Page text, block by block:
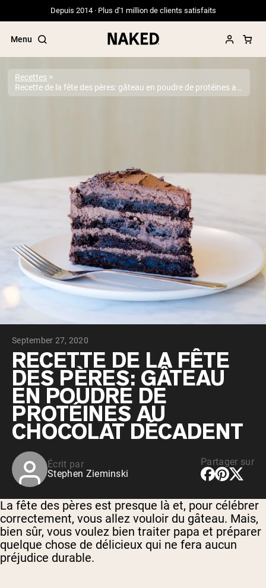
Depuis 2014 · Plus d'1 million de clients satisfaits
Menu
”Collagen“
”Micellar Casein“
PROTÉINES EN POUDREMeilleure Vente
Protéine de pois
Protéine de Whey en Poudre
Peptides de collagène
Whey au chocolat issu de vaches
nourries à l'herbe
Whey de lait de vache nourrie à l'herbe à
la vanille
Whey de vache nourrie à l'herbe
Shop All Protéines En Poudre
PROTÉINES VÉGANESMeilleure Vente
Protéine de pois
Recettes
September 27, 2020
RECETTE DE LA FÊTE
DES PÈRES: GÂTEAU
EN POUDRE DE
PROTÉINES AU
CHOCOLAT DÉCADENT
Écrit par
Stephen Zieminski
Partager sur
La fête des pères est presque là et, pour célébrer
correctement, vous allez vouloir du gâteau. Mais,
bien sûr, vous voulez bien traiter papa et préparer
quelque chose de délicieux qui ne fera aucun
préjudice durable.